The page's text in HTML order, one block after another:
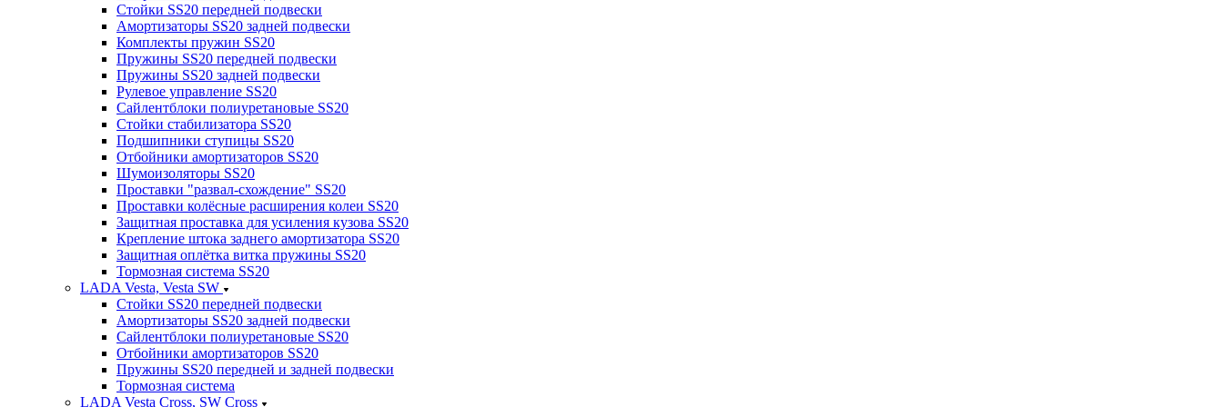
Стойки SS20 передней подвески
Амортизаторы SS20 задней подвески
Комплекты пружин SS20
Пружины SS20 передней подвески
Пружины SS20 задней подвески
Рулевое управление SS20
Сайлентблоки полиуретановые SS20
Стойки стабилизатора SS20
Подшипники ступицы SS20
Отбойники амортизаторов SS20
Шумоизоляторы SS20
Проставки "развал-схождение" SS20
Проставки колёсные расширения колеи SS20
Защитная проставка для усиления кузова SS20
Крепление штока заднего амортизатора SS20
Защитная оплётка витка пружины SS20
Тормозная система SS20
LADA Vesta, Vesta SW
Стойки SS20 передней подвески
Амортизаторы SS20 задней подвески
Сайлентблоки полиуретановые SS20
Отбойники амортизаторов SS20
Пружины SS20 передней и задней подвески
Тормозная система
LADA Vesta Cross, SW Cross